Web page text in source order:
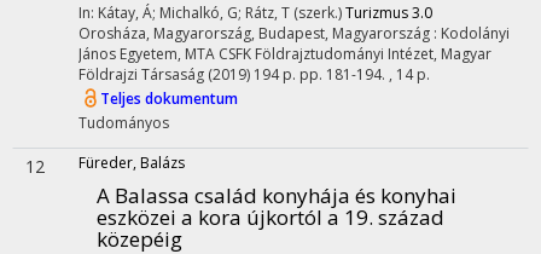
In: Kátay, Á; Michalkó, G; Rátz, T (szerk.)Turizmus 3.0
Orosháza, Magyarország, Budapest, Magyarország : Kodolányi
János Egyetem, MTA CSFK Földrajztudományi Intézet, Magyar
Földrajzi Társaság (2019) 194 p. pp. 181-194. , 14 p.
Teljes dokumentum
Tudományos
12 Füreder, Balázs
A Balassa család konyhája és konyhai
eszközei a kora újkortól a 19. század
közepéig